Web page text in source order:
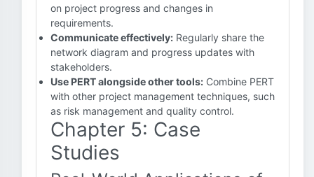
on project progress and changes in
requirements.
Communicate effectively: Regularly share the
network diagram and progress updates with
stakeholders.
Use PERT alongside other tools: Combine PERT
with other project management techniques, such
as risk management and quality control.
Chapter 5: Case
Studies